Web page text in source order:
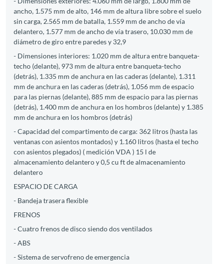
ancho, 1.575 mm de alto, 146 mm de altura libre sobre el suelo
sin carga, 2.565 mm de batalla, 1.559 mm de ancho de vía
delantero, 1.577 mm de ancho de vía trasero, 10.030 mm de
diámetro de giro entre paredes y 32,9
- Dimensiones interiores: 1.020 mm de altura entre banqueta-
techo (delante), 973 mm de altura entre banqueta-techo
(detrás), 1.335 mm de anchura en las caderas (delante), 1.311
mm de anchura en las caderas (detrás), 1.056 mm de espacio
para las piernas (delante), 885 mm de espacio para las piernas
(detrás), 1.400 mm de anchura en los hombros (delante) y 1.385
mm de anchura en los hombros (detrás)
- Capacidad del compartimento de carga: 362 litros (hasta las
ventanas con asientos montados) y 1.160 litros (hasta el techo
con asientos plegados) ( medición VDA ) 15 l de
almacenamiento delantero y 0,5 cu ft de almacenamiento
delantero
ESPACIO DE CARGA
- Bandeja trasera flexible
FRENOS
- Cuatro frenos de disco siendo dos ventilados
- ABS
- Sistema de servofreno de emergencia